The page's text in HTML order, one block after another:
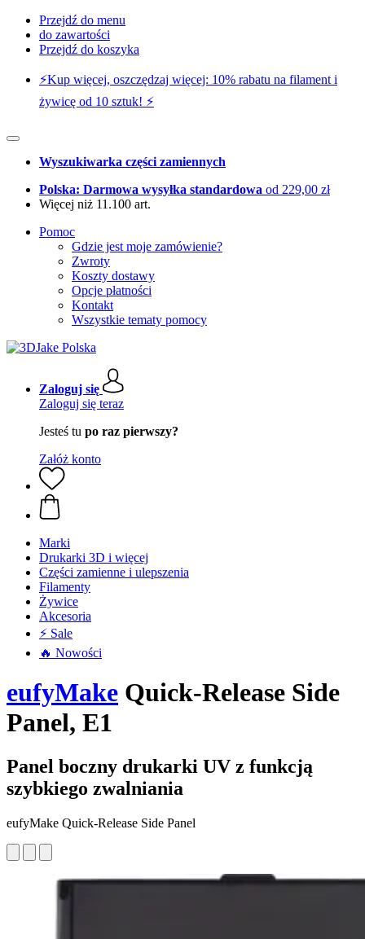
Przejdź do menu
do zawartości
Przejdź do koszyka
⚡️Kup więcej, oszczędzaj więcej: 10% rabatu na filament i
żywicę od 10 sztuk! ⚡️
Wyszukiwarka części zamiennych
Polska: Darmowa wysyłka standardowa od 229,00 zł
Więcej niż 11.100 art.
Pomoc
Gdzie jest moje zamówienie?
Zwroty
Koszty dostawy
Opcje płatności
Kontakt
Wszystkie tematy pomocy
Zaloguj się
Zaloguj się teraz
Jesteś tu po raz pierwszy?
Załóż konto
Marki
Drukarki 3D i więcej
Części zamienne i ulepszenia
Filamenty
Żywice
Akcesoria
⚡ Sale
🔥 Nowości
eufyMake Quick-Release Side
Panel, E1
Panel boczny drukarki UV z funkcją
szybkiego zwalniania
eufyMake Quick-Release Side Panel